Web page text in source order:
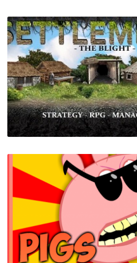
Now I Am There
Settlements